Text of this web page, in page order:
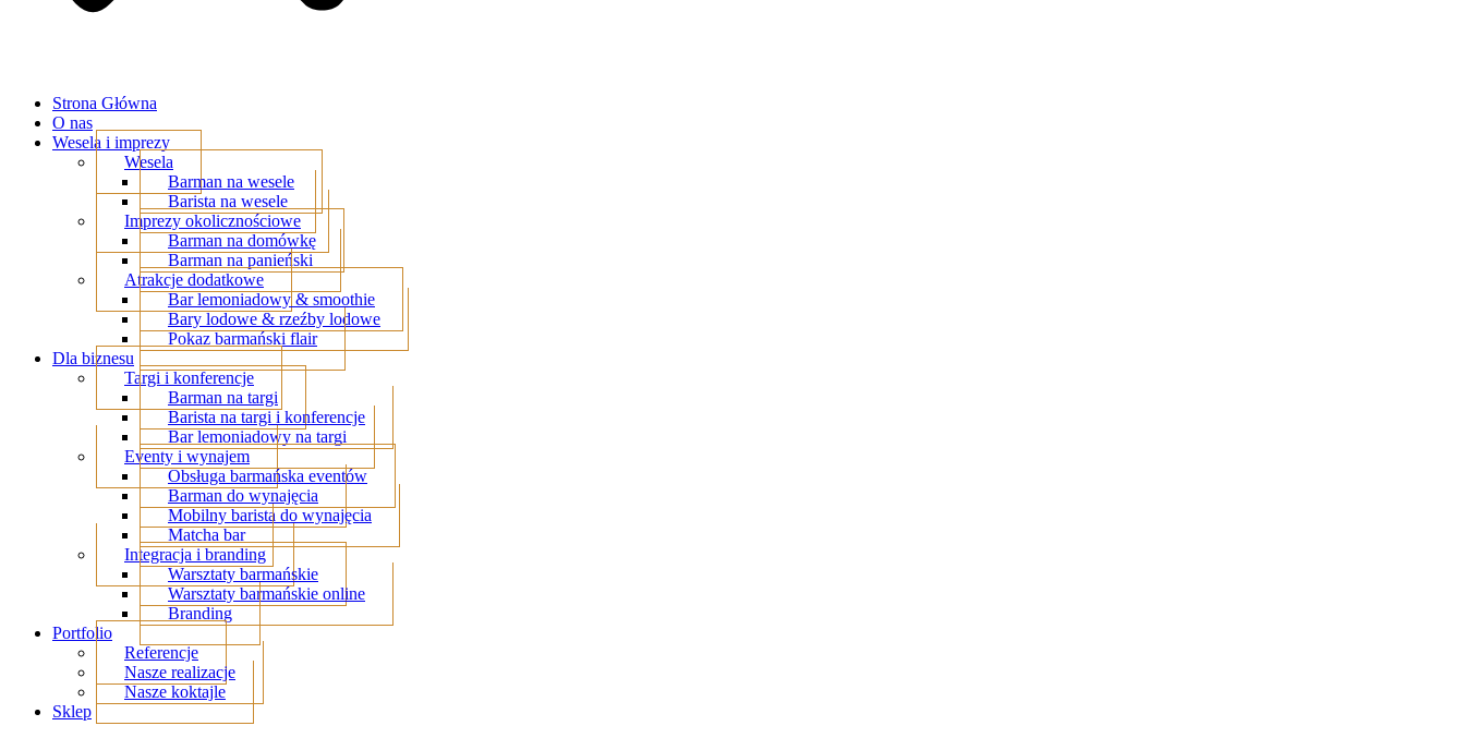
Strona Główna
O nas
Wesela i imprezy
Wesela
Barman na wesele
Barista na wesele
Imprezy okolicznościowe
Barman na domówkę
Barman na panieński
Atrakcje dodatkowe
Bar lemoniadowy & smoothie
Bary lodowe & rzeźby lodowe
Pokaz barmański flair
Dla biznesu
Targi i konferencje
Barman na targi
Barista na targi i konferencje
Bar lemoniadowy na targi
Eventy i wynajem
Obsługa barmańska eventów
Barman do wynajęcia
Mobilny barista do wynajęcia
Matcha bar
Integracja i branding
Warsztaty barmańskie
Warsztaty barmańskie online
Branding
Portfolio
Referencje
Nasze realizacje
Nasze koktajle
Sklep